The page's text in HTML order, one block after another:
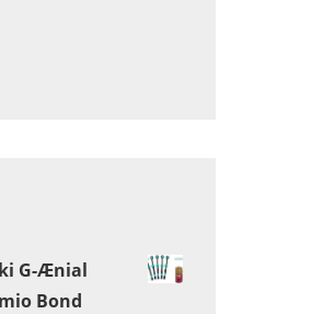
G-Ænial
Bond